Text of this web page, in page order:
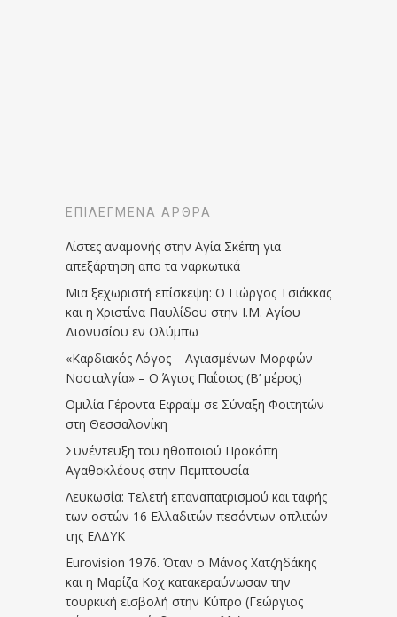
ΕΠΙΛΕΓΜΈΝΑ ΆΡΘΡΑ
Λίστες αναμονής στην Αγία Σκέπη για
απεξάρτηση απο τα ναρκωτικά
Μια ξεχωριστή επίσκεψη: Ο Γιώργος Τσιάκκας
και η Χριστίνα Παυλίδου στην Ι.Μ. Αγίου
Διονυσίου εν Ολύμπω
«Καρδιακός Λόγος – Αγιασμένων Μορφών
Νοσταλγία» – Ο Άγιος Παΐσιος (Β’ μέρος)
Ομιλία Γέροντα Εφραίμ σε Σύναξη Φοιτητών
στη Θεσσαλονίκη
Συνέντευξη του ηθοποιού Προκόπη
Αγαθοκλέους στην Πεμπτουσία
Λευκωσία: Τελετή επαναπατρισμού και ταφής
των οστών 16 Ελλαδιτών πεσόντων οπλιτών
της ΕΛΔΥΚ
Eurovision 1976. Όταν ο Μάνος Χατζηδάκης
και η Μαρίζα Κοχ κατακεραύνωσαν την
τουρκική εισβολή στην Κύπρο (Γεώργιος